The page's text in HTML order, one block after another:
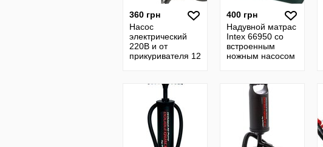
360 грн
Насос
электрический
220В и от
прикуривателя 12
400 грн
Надувной матрас
Intex 66950 со
встроенным
ножным насосом